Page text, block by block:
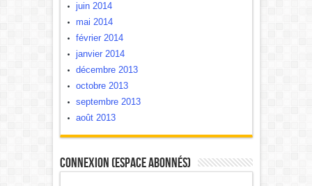
juin 2014
mai 2014
février 2014
janvier 2014
décembre 2013
octobre 2013
septembre 2013
août 2013
Connexion (Espace Abonnés)